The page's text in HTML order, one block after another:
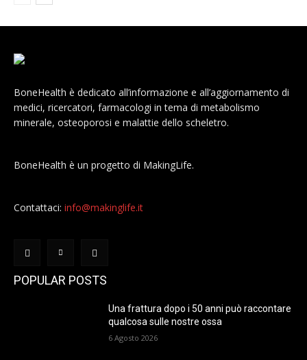
BoneHealth è dedicato all’informazione e all’aggiornamento di
medici, ricercatori, farmacologi in tema di metabolismo
minerale, osteoporosi e malattie dello scheletro.
BoneHealth è un progetto di MakingLife.
Contattaci: info@makinglife.it
POPULAR POSTS
Una frattura dopo i 50 anni può raccontare
qualcosa sulle nostre ossa
6 Agosto 2026